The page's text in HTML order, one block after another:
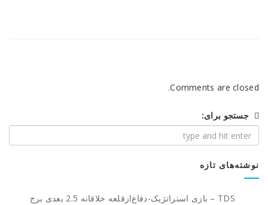
Comments are closed.
جستجو برای:
نوشته‌های تازه
TDS – بازی استراتژیک-دفاع‌از‌قلعه خلاقانه 2.5 بعدی برج